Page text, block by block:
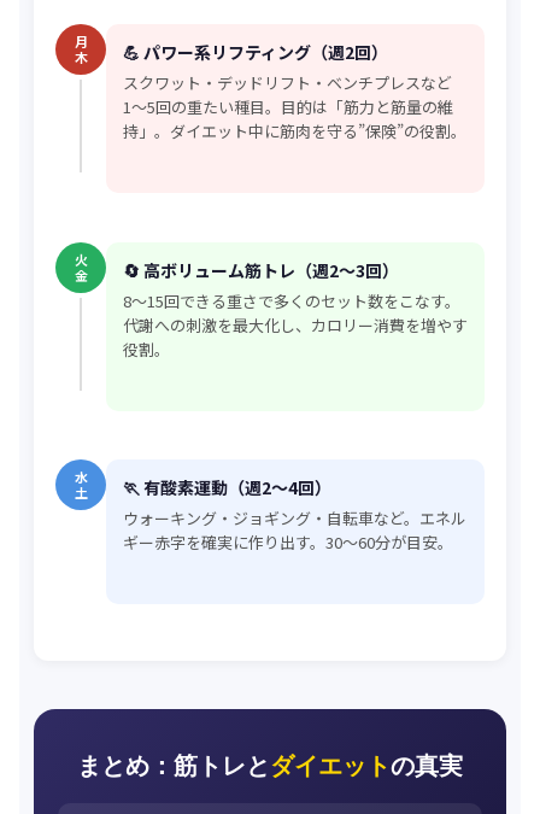
月
木
💪 パワー系リフティング（週2回）
スクワット・デッドリフト・ベンチプレスなど
1〜5回の重たい種目。目的は「筋力と筋量の維
持」。ダイエット中に筋肉を守る”保険”の役割。
火
金
🔄 高ボリューム筋トレ（週2〜3回）
8〜15回できる重さで多くのセット数をこなす。
代謝への刺激を最大化し、カロリー消費を増やす
役割。
水
土
🏃 有酸素運動（週2〜4回）
ウォーキング・ジョギング・自転車など。エネル
ギー赤字を確実に作り出す。30〜60分が目安。
まとめ：筋トレとダイエットの真実